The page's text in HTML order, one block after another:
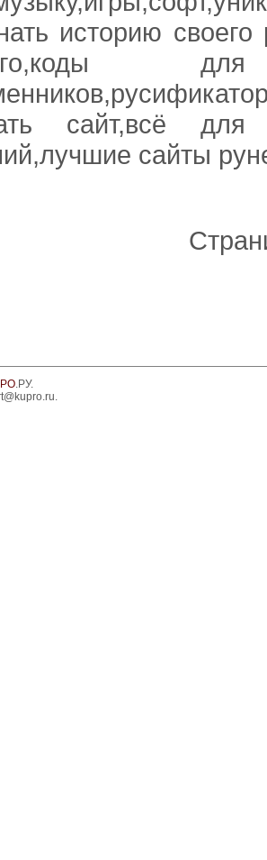
историю
сайт,всё
сайты
.РУ.
.